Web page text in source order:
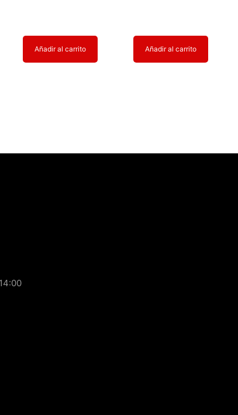
Añadir al carrito Añadir al carrito